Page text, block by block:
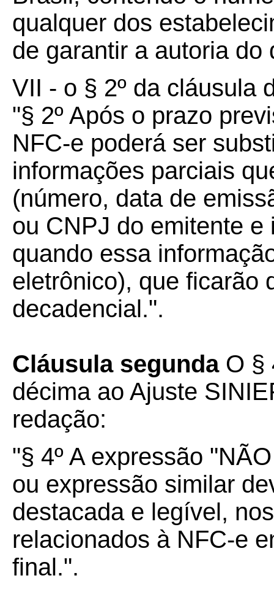
qualquer dos
de garantir a autoria do
VII - o § 2º da cláusula
"§ 2º Após o prazo
NFC-e poderá ser
informações parciais
(número, data de
ou CNPJ do emitente
quando essa
eletrônico), que ficarão
decadencial.".
Cláusula segundaO §
décima ao Ajuste
redação:
"§ 4º A expressão
ou expressão similar
destacada e legível,
relacionados à NFC-e
final.".